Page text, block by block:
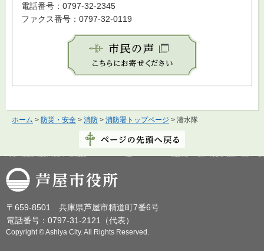
電話番号：0797-32-2345
ファクス番号：0797-32-0119
ホーム > 防災・安全 > 消防 > 消防署トップページ > 潜水隊
芦屋市役所
〒659-8501 兵庫県芦屋市精道町7番6号
電話番号：0797-31-2121（代表）
Copyright © Ashiya City. All Rights Reserved.